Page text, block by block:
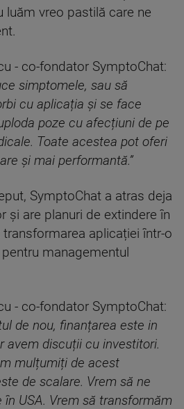
luăm vreo pastilă care ne
- co-fondator SymptoChat:
simptomele, sau să
cu aplicația și se face
poze cu afecțiuni de pe
Toate acestea pot oferi
și mai performantă.”
SymptoChat a atras deja
și are planuri de extindere în
transformarea aplicației într-o
managementul
- co-fondator SymptoChat:
de nou, finanțarea este in
avem discuții cu investitori.
mulțumiți de acest
de scalare. Vrem să ne
USA. Vrem să transformăm